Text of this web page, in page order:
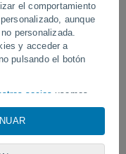
el comportamiento
aunque
personalizada.
y acceder a
pulsando el botón
socios usamos
similares para
como su
IP y los